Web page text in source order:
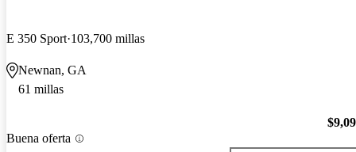
E 350 Sport 103,700 millas
Newnan, GA
61 millas
Buena oferta